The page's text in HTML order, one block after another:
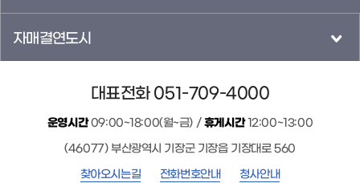
자매결연도시
대표전화 051-709-4000
운영시간09:00~18:00(월~금) /휴게시간12:00~13:00
(46077) 부산광역시 기장군 기장읍 기장대로 560
찾아오시는길
전화번호안내 청사안내